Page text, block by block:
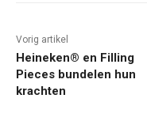
Vorig artikel
Heineken® en Filling
Pieces bundelen hun
krachten